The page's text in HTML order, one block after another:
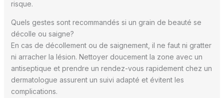
risque.
Quels gestes sont recommandés si un grain de beauté se
décolle ou saigne?
En cas de décollement ou de saignement, il ne faut ni gratter
ni arracher la lésion. Nettoyer doucement la zone avec un
antiseptique et prendre un rendez-vous rapidement chez un
dermatologue assurent un suivi adapté et évitent les
complications.